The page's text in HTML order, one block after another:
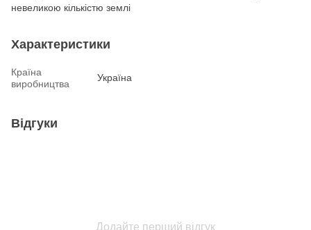
невеликою кількістю землі
Характеристики
Країна
виробництва
Україна
Відгуки
Додайте перший відгук